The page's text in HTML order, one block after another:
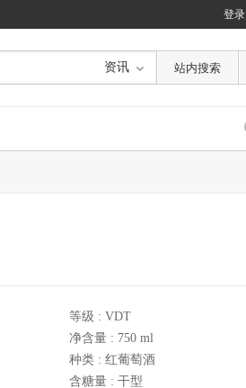
登录
资讯
等级 : VDT
净含量 : 750 ml
种类 : 红葡萄酒
含糖量 : 干型